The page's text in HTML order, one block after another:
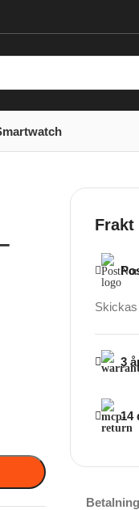
Frakt
3
14